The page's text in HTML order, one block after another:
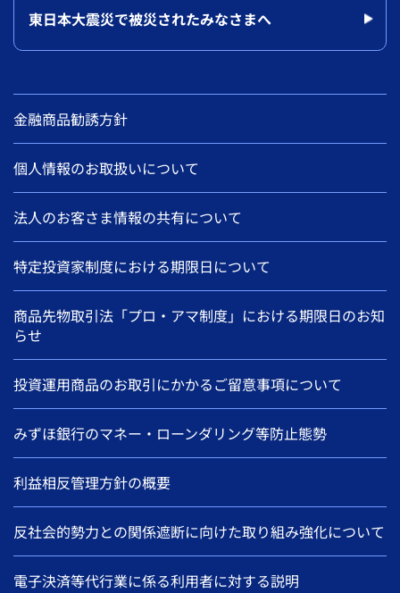
東日本大震災で被災されたみなさまへ
金融商品勧誘方針
個人情報のお取扱いについて
法人のお客さま情報の共有について
特定投資家制度における期限日について
商品先物取引法「プロ・アマ制度」における期限日のお知
らせ
投資運用商品のお取引にかかるご留意事項について
みずほ銀行のマネー・ローンダリング等防止態勢
利益相反管理方針の概要
反社会的勢力との関係遮断に向けた取り組み強化について
電子決済等代行業に係る利用者に対する説明